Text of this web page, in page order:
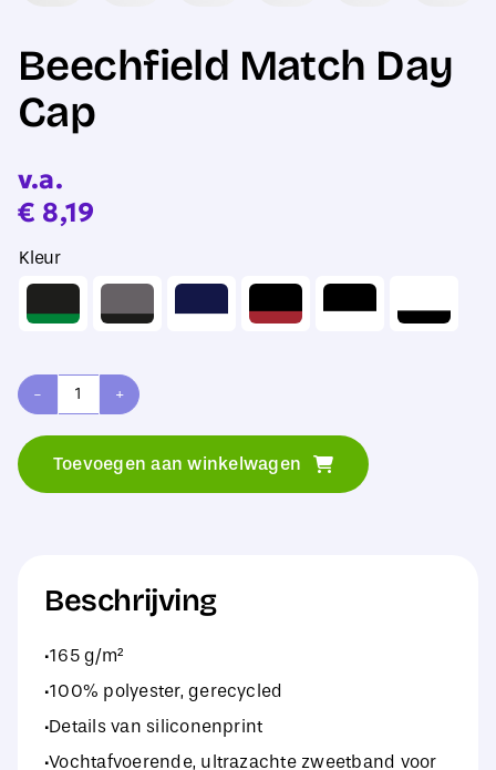
Beechfield Match Day
Cap
v.a.
€ 8,19
Kleur
Beechfield
Toevoegen aan winkelwagen
Beschrijving
·165 g/m²
·100% polyester, gerecycled
·Details van siliconenprint
·Vochtafvoerende, ultrazachte zweetband voor